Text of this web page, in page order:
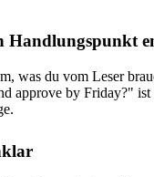
Handlungspunkt
was du vom Leser
approve by Friday?"